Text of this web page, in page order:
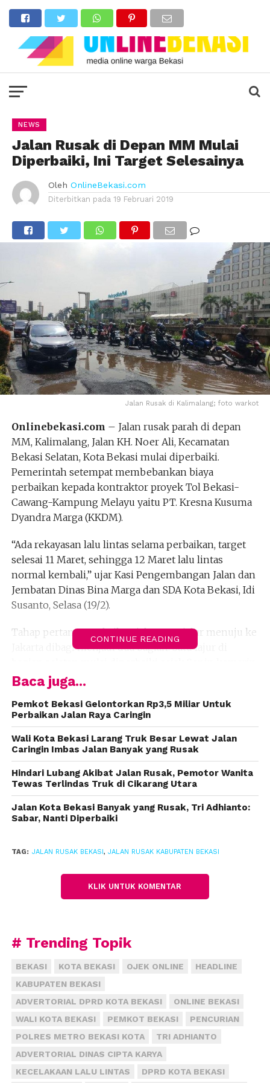
NEWS
Jalan Rusak di Depan MM Mulai
Diperbaiki, Ini Target Selesainya
Oleh OnlineBekasi.com
Diterbitkan pada 19 Februari 2019
Jalan Rusak di Kalimalang; foto warkot
Onlinebekasi.com – Jalan rusak parah di depan
MM, Kalimalang, Jalan KH. Noer Ali, Kecamatan
Bekasi Selatan, Kota Bekasi mulai diperbaiki.
Pemerintah setempat membebankan biaya
perbaikan kepada kontraktor proyek Tol Bekasi-
Cawang-Kampung Melayu yaitu PT. Kresna Kusuma
Dyandra Marga (KKDM).
“Ada rekayasan lalu lintas selama perbaikan, target
selesai 11 Maret, sehingga 12 Maret lalu lintas
normal kembali,” ujar Kasi Pengembangan Jalan dan
Jembatan Dinas Bina Marga dan SDA Kota Bekasi, Idi
Susanto, Selasa (19/2).
Tahap pertama, perbaikan jalan satu jalur menuju ke
Jakarta dibagi menjadi dua bagian. Satu lajur di
dengan target sepekan kedepan. Kemudian satu
lajur di sisi utara dengan target waktu yang sama.
Adapun perbaikan pada jalur dari Jakarta ke Bekasi
dimulai pada 4 Maret dengan masa pekerjaan selama
7 hari. Perbaikan akan selesai pada 11 Maret 2019,
sehingga pada Selasa 12 Maret 219 arus lalu lintas
akan kembali normal seperti biasanya.
Sebelumnya, netizen Bekasi menyebut bahwa
kondisi kerusakan Jalan Kalimalang di depan MM
jalan itu kini semakin membahayakan pengguna
Padahal, jalur tersebut setiap hari padat kendaraan,
Bekasi, di depannya ada hotel bintang lima, dan
CONTINUE READING
Baca juga...
Pemkot Bekasi Gelontorkan Rp3,5 Miliar Untuk
Perbaikan Jalan Raya Caringin
Wali Kota Bekasi Larang Truk Besar Lewat Jalan
Caringin Imbas Jalan Banyak yang Rusak
Hindari Lubang Akibat Jalan Rusak, Pemotor Wanita
Tewas Terlindas Truk di Cikarang Utara
Jalan Kota Bekasi Banyak yang Rusak, Tri Adhianto:
Sabar, Nanti Diperbaiki
TAG: JALAN RUSAK BEKASI, JALAN RUSAK KABUPATEN BEKASI
KLIK UNTUK KOMENTAR
# Trending Topik
BEKASI KOTA BEKASI OJEK ONLINE
HEADLINE
KABUPATEN BEKASI
ADVERTORIAL DPRD KOTA BEKASI
ONLINE BEKASI
WALI KOTA BEKASI
PEMKOT BEKASI
PENCURIAN
POLRES METRO BEKASI KOTA
TRI ADHIANTO
ADVERTORIAL DINAS CIPTA KARYA
KECELAKAAN LALU LINTAS
DPRD KOTA BEKASI